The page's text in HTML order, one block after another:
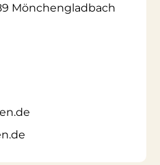
Mönchengladbach